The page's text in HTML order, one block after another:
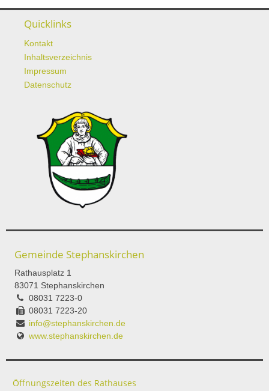
Quicklinks
Kontakt
Inhaltsverzeichnis
Impressum
Datenschutz
Gemeinde Stephanskirchen
Rathausplatz 1
83071 Stephanskirchen
08031 7223-0
08031 7223-20
info@stephanskirchen.de
www.stephanskirchen.de
Öffnungszeiten des Rathauses